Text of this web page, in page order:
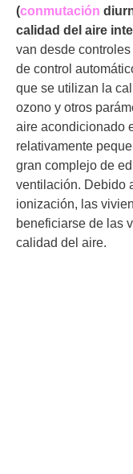
(conmutación
calidad del aire
van desde
de control
que se utilizan la
ozono y otros
aire acondicionado
relativamente
gran complejo de
ventilación. Debido
ionización, las
beneficiarse de las
calidad del aire.